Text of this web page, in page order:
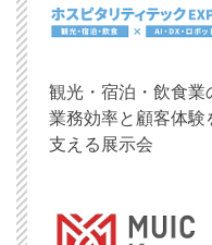
観光・宿泊・飲食業
業務効率と顧客体験
支える展示会